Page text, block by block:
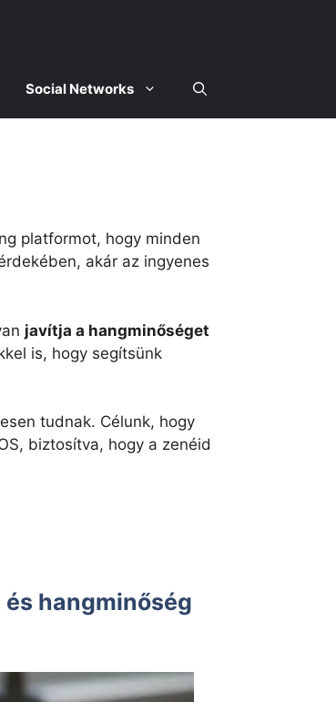
Social Networks
platformot, hogy minden
akár az ingyenes
javítja a hangminőséget
is, hogy segítsünk
tudnak. Célunk, hogy
biztosítva, hogy a zenéid
hangminőség